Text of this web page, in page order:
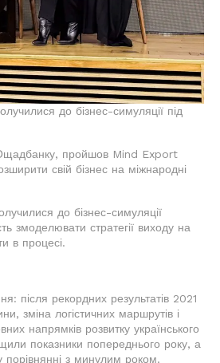
до бізнес-симуляції під
Ощадбанку, пройшов Mind Export
свій бізнес на міжнародні
до бізнес-симуляції
змоделювати стратегії виходу на
в процесі.
після рекордних результатів 2021
зміна логістичних маршрутів і
напрямків розвитку українського
показники попереднього року, а
порівнянні з минулим роком.